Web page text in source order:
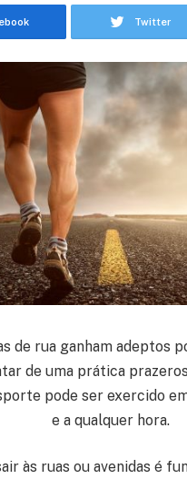
Twitter
de rua ganham adeptos
de uma prática
pode ser exercido
e a qualquer hora.
às ruas ou avenidas é